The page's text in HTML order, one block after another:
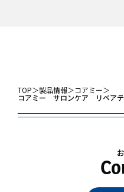
TOP＞製品情報＞コアミー＞
コアミー サロンケア リペア